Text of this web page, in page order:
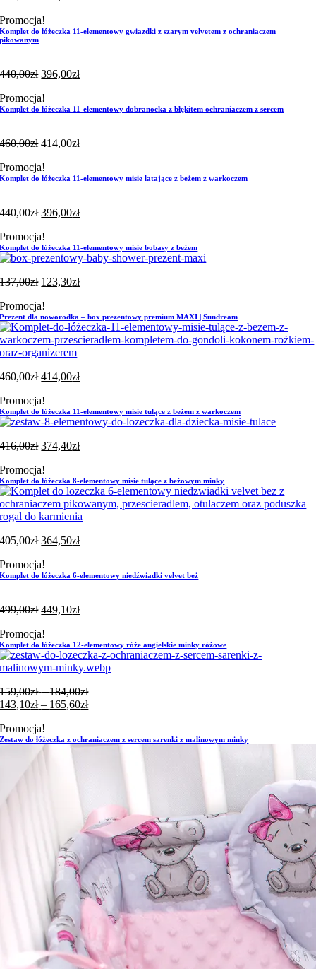
Promocja!
Komplet do łóżeczka 11-elementowy gwiazdki z szarym velvetem z ochraniaczem
pikowanym
440,00zł 396,00zł
Promocja!
Komplet do łóżeczka 11-elementowy dobranocka z błękitem ochraniaczem z sercem
460,00zł 414,00zł
Promocja!
Komplet do łóżeczka 11-elementowy misie latające z beżem z warkoczem
440,00zł 396,00zł
Promocja!
Komplet do łóżeczka 11-elementowy misie bobasy z beżem
137,00zł 123,30zł
Promocja!
Prezent dla noworodka – box prezentowy premium MAXI | Sundream
460,00zł 414,00zł
Promocja!
Komplet do łóżeczka 11-elementowy misie tulące z beżem z warkoczem
416,00zł 374,40zł
Promocja!
Komplet do łóżeczka 8-elementowy misie tulące z beżowym minky
405,00zł 364,50zł
Promocja!
Komplet do łóżeczka 6-elementowy niedźwiadki velvet beż
499,00zł 449,10zł
Promocja!
Komplet do łóżeczka 12-elementowy róże angielskie minky różowe
159,00zł – 184,00złZakres
cen:
do
143,10zł – 165,60złZakres
143,10zł
Promocja!
Zestaw do łóżeczka z ochraniaczem z sercem sarenki z malinowym minky